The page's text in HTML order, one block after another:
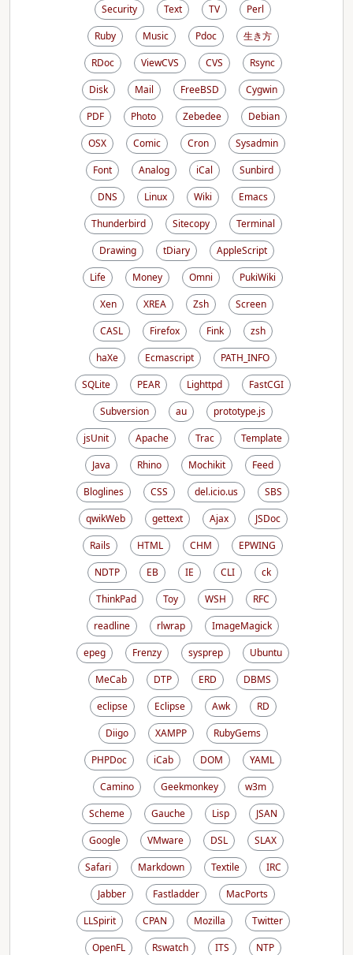
Security Text TV
Perl
Ruby
Music Pdoc
生き方
RDoc
ViewCVS CVS
Rsync
Disk
Mail FreeBSD
Cygwin
PDF
Photo Zebedee
Debian
OSX
Comic Cron
Sysadmin
Font
Analog iCal
Sunbird
DNS
Linux Wiki
Emacs
Thunderbird
Sitecopy
Terminal
Drawing
tDiary
AppleScript
Life
Money Omni
PukiWiki
Xen
XREA Zsh
Screen
CASL
Firefox Fink
zsh
haXe
Ecmascript
PATH_INFO
SQLite
PEAR Lighttpd
FastCGI
Subversion
au
prototype.js
jsUnit
Apache Trac
Template
Java
Rhino Mochikit
Feed
Bloglines
CSS del.icio.us
SBS
qwikWeb
gettext Ajax
JSDoc
Rails
HTML CHM
EPWING
NDTP
EB IE CLI
ck
ThinkPad
Toy WSH
RFC
readline
rlwrap
ImageMagick
epeg
Frenzy sysprep
Ubuntu
MeCab
DTP ERD
DBMS
eclipse
Eclipse Awk
RD
Diigo
XAMPP
RubyGems
PHPDoc
iCab DOM
YAML
Camino
Geekmonkey
w3m
Scheme
Gauche Lisp
JSAN
Google
VMware DSL
SLAX
Safari
Markdown Textile
IRC
Jabber
Fastladder
MacPorts
LLSpirit
CPAN Mozilla
Twitter
OpenFL
Rswatch ITS
NTP